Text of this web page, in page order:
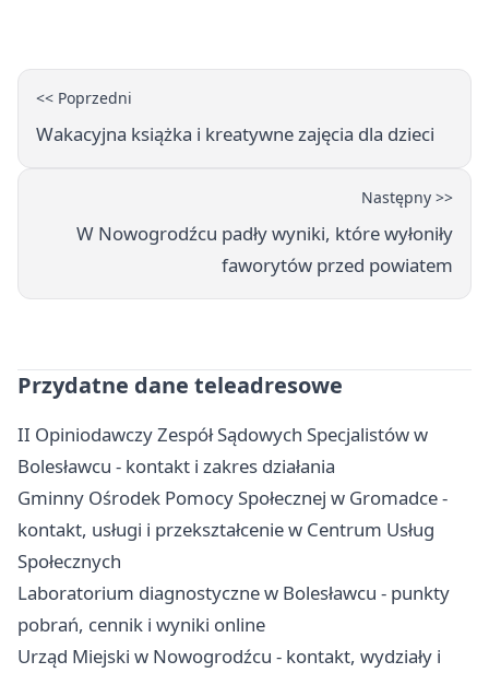
<< Poprzedni
Wakacyjna książka i kreatywne zajęcia dla dzieci
Następny >>
W Nowogrodźcu padły wyniki, które wyłoniły
faworytów przed powiatem
Przydatne dane teleadresowe
II Opiniodawczy Zespół Sądowych Specjalistów w
Bolesławcu - kontakt i zakres działania
Gminny Ośrodek Pomocy Społecznej w Gromadce -
kontakt, usługi i przekształcenie w Centrum Usług
Społecznych
Laboratorium diagnostyczne w Bolesławcu - punkty
pobrań, cennik i wyniki online
Urząd Miejski w Nowogrodźcu - kontakt, wydziały i